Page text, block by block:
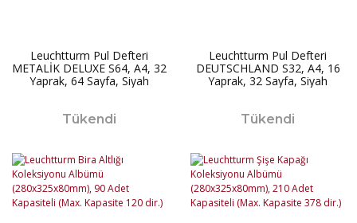
Leuchtturm Pul Defteri
METALİK DELUXE S64, A4, 32
Yaprak, 64 Sayfa, Siyah
Tükendi
Leuchtturm Pul Defteri
DEUTSCHLAND S32, A4, 16
Yaprak, 32 Sayfa, Siyah
Tükendi